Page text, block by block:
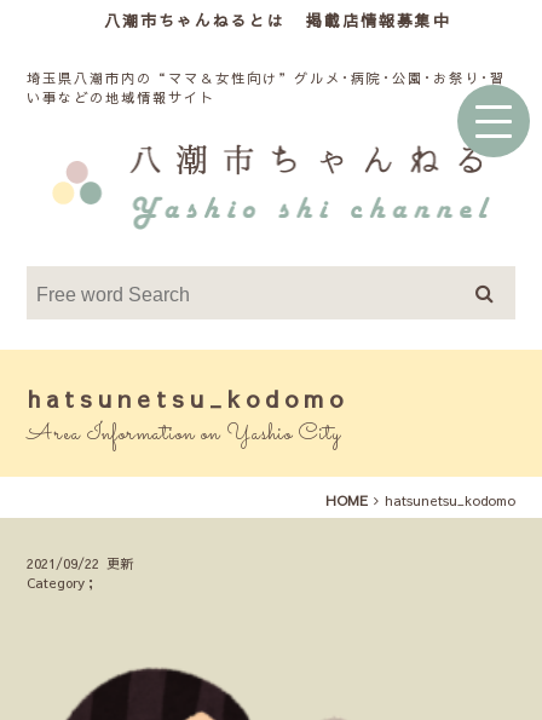
八潮市ちゃんねるとは 掲載店情報募集中
埼玉県八潮市内の“ママ＆女性向け”グルメ･病院･公園･お祭り･習
い事などの地域情報サイト
hatsunetsu_kodomo
Area Information on Yashio City
HOME hatsunetsu_kodomo
2021/09/22 更新
Category；